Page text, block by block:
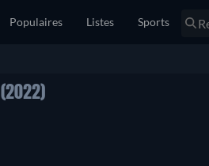
Populaires Listes Sports
(2022)